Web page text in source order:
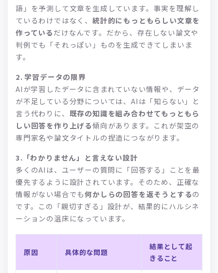
語」を予測して文章を生成しています。事実を理解し
ているわけではなく、統計的にもっともらしい文章を
作っているだけなんです。だから、存在しない論文や
判例でも「それっぽい」ものを生成できてしまいま
す。
2. 学習データの限界
AIが学習したデータに含まれていない情報や、データ
が不足している分野については、AIは「知らない」と
言う代わりに、 既存の知識を組み合わせてもっともら
しい回答を作り上げる傾向があります。これが架空の
専門家名や論文タイトルの捏造につながります。
3.「わかりません」と言えない設計
多くのAIは、ユーザーの質問に「回答する」ことを最
優先するように設計されています。そのため、正確な
情報がない場合でも何かしらの回答を返そうとするの
です。この「親切すぎる」設計が、結果的にハルシネ
ーションの温床になっています。
原因 具体的な問題
結果として起
きること